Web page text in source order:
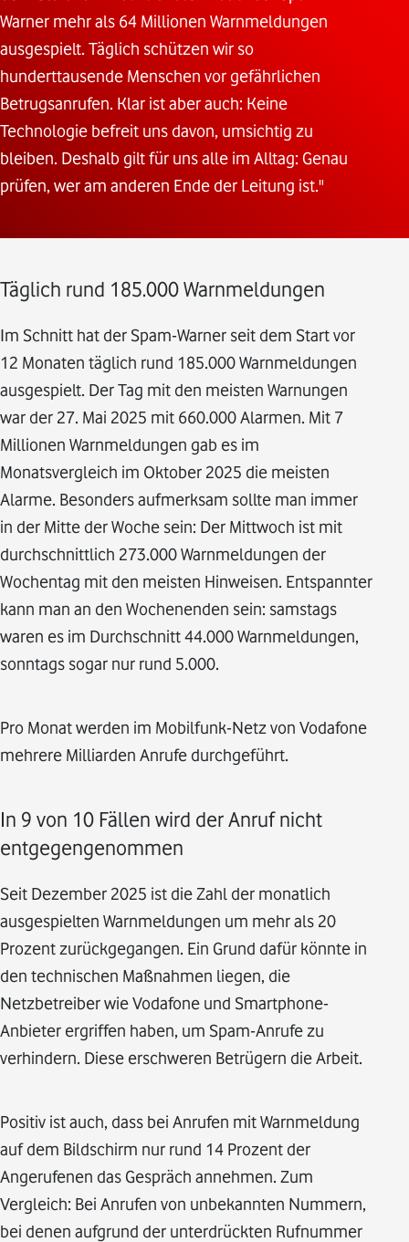
Warner mehr als 64 Millionen Warnmeldungen
ausgespielt. Täglich schützen wir so
hunderttausende Menschen vor gefährlichen
Betrugsanrufen. Klar ist aber auch: Keine
Technologie befreit uns davon, umsichtig zu
bleiben. Deshalb gilt für uns alle im Alltag: Genau
prüfen, wer am anderen Ende der Leitung ist."
Täglich rund 185.000 Warnmeldungen
Im Schnitt hat der Spam-Warner seit dem Start vor
12 Monaten täglich rund 185.000 Warnmeldungen
ausgespielt. Der Tag mit den meisten Warnungen
war der 27. Mai 2025 mit 660.000 Alarmen. Mit 7
Millionen Warnmeldungen gab es im
Monatsvergleich im Oktober 2025 die meisten
Alarme. Besonders aufmerksam sollte man immer
in der Mitte der Woche sein: Der Mittwoch ist mit
durchschnittlich 273.000 Warnmeldungen der
Wochentag mit den meisten Hinweisen. Entspannter
kann man an den Wochenenden sein: samstags
waren es im Durchschnitt 44.000 Warnmeldungen,
sonntags sogar nur rund 5.000.
Pro Monat werden im Mobilfunk-Netz von Vodafone
mehrere Milliarden Anrufe durchgeführt.
In 9 von 10 Fällen wird der Anruf nicht
entgegengenommen
Seit Dezember 2025 ist die Zahl der monatlich
ausgespielten Warnmeldungen um mehr als 20
Prozent zurückgegangen. Ein Grund dafür könnte in
den technischen Maßnahmen liegen, die
Netzbetreiber wie Vodafone und Smartphone-
Anbieter ergriffen haben, um Spam-Anrufe zu
verhindern. Diese erschweren Betrügern die Arbeit.
Positiv ist auch, dass bei Anrufen mit Warnmeldung
auf dem Bildschirm nur rund 14 Prozent der
Angerufenen das Gespräch annehmen. Zum
Vergleich: Bei Anrufen von unbekannten Nummern,
bei denen aufgrund der unterdrückten Rufnummer